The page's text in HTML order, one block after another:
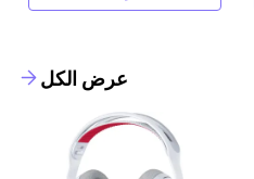
عرض الكل